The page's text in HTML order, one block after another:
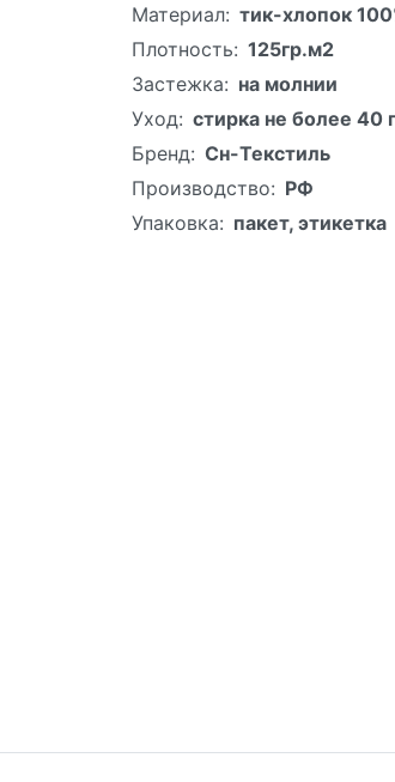
Материал: тик-хлопок
Плотность: 125гр.м2
Застежка: на молнии
Уход: стирка не более 40
Бренд: Сн-Текстиль
Производство: РФ
Упаковка: пакет, этикетка